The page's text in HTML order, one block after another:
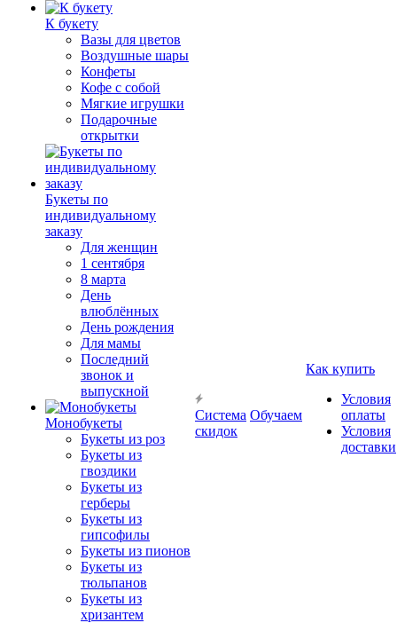
К букету
Вазы для цветов
Воздушные шары
Конфеты
Кофе с собой
Мягкие игрушки
Подарочные
открытки
Букеты по
индивидуальному
заказу
Для женщин
1 сентября
8 марта
День
влюблённых
День рождения
Для мамы
Последний
звонок и
выпускной
Монобукеты
Букеты из роз
Букеты из
гвоздики
Букеты из
герберы
Букеты из
гипсофилы
Букеты из пионов
Букеты из
тюльпанов
Букеты из
хризантем
Система
скидок
Обучаем
Как купить
Условия
оплаты
Условия
доставки